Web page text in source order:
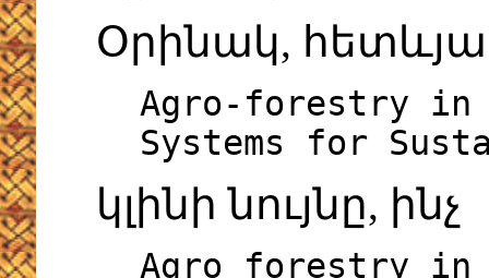
Օրինակ,
Agro-forestry
Systems for
կլինի նույնը, ինչ
Agro forestry